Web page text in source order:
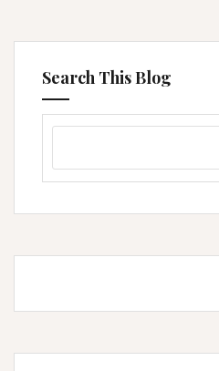
Search This Blog